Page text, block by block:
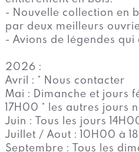
- Nouvelle collection en
par deux meilleurs
- Avions de légendes qui
2026 :
Avril : * Nous contacter
Mai : Dimanche et jours
17H00 * les autres jours
Juin : Tous les jours
Juillet / Aout : 10H00 à
Septembre : Tous les